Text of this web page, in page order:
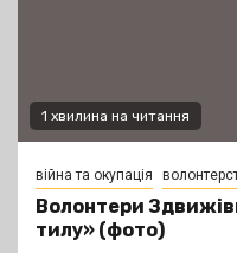
1 хвилина на читання
війна та окупація
Волонтери
тилу» (фото)